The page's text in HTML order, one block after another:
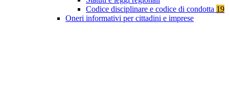
Codice disciplinare e codice di condotta 19
Oneri informativi per cittadini e imprese